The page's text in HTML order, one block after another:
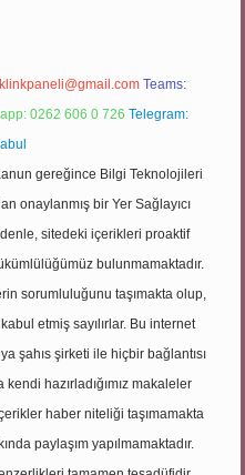
Teams:
0262 606 0 726 Telegram:
gereğince Bilgi Teknolojileri
onaylanmış bir Yer Sağlayıcı
sitedeki içerikleri proaktif
bulunmamaktadır.
sorumluluğunu taşımakta olup,
etmiş sayılırlar. Bu internet
şahıs şirketi ile hiçbir bağlantısı
hazırladığımız makaleler
haber niteliği taşımamakta
paylaşım yapılmamaktadır.